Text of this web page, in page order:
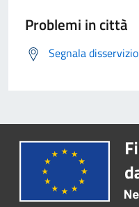
Problemi in città
Segnala disservizio